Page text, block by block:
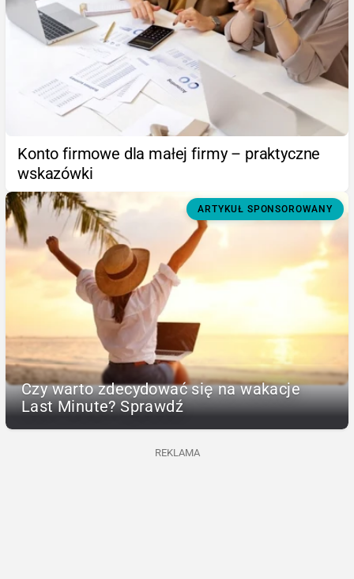
Konto firmowe dla małej firmy – praktyczne
wskazówki
ARTYKUŁ SPONSOROWANY
Czy warto zdecydować się na wakacje
Last Minute? Sprawdź
REKLAMA